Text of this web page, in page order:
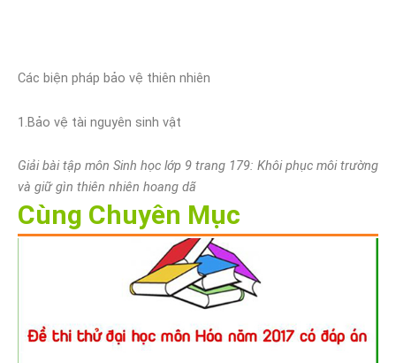
Các biện pháp bảo vệ thiên nhiên
1.Bảo vệ tài nguyên sinh vật
Giải bài tập môn Sinh học lớp 9 trang 179: Khôi phục môi trường
và giữ gìn thiên nhiên hoang dã
Cùng Chuyên Mục